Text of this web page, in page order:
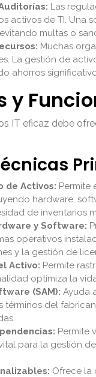
Las
activos de TI. Una
multas o
Muchas
La gestión de
ahorros
IT eficaz debe
de Activos: Permite
hardware,
de inventarios
y Software:
operativos
y la gestión de
Activo: Permite
optimiza la
(SAM): Ayuda
términos del
Permite
para la gestión
Ofrece la